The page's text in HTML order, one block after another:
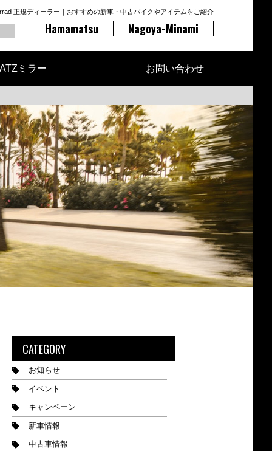
正規ディーラー｜おすすめの新車・中古バイクやアイテムをご紹介
Hamamatsu Nagoya-Minami
ミラー お問い合わせ
CATEGORY
お知らせ
イベント
キャンペーン
新車情報
中古車情報